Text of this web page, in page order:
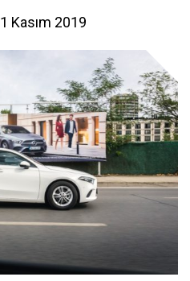
1 Kasım 2019